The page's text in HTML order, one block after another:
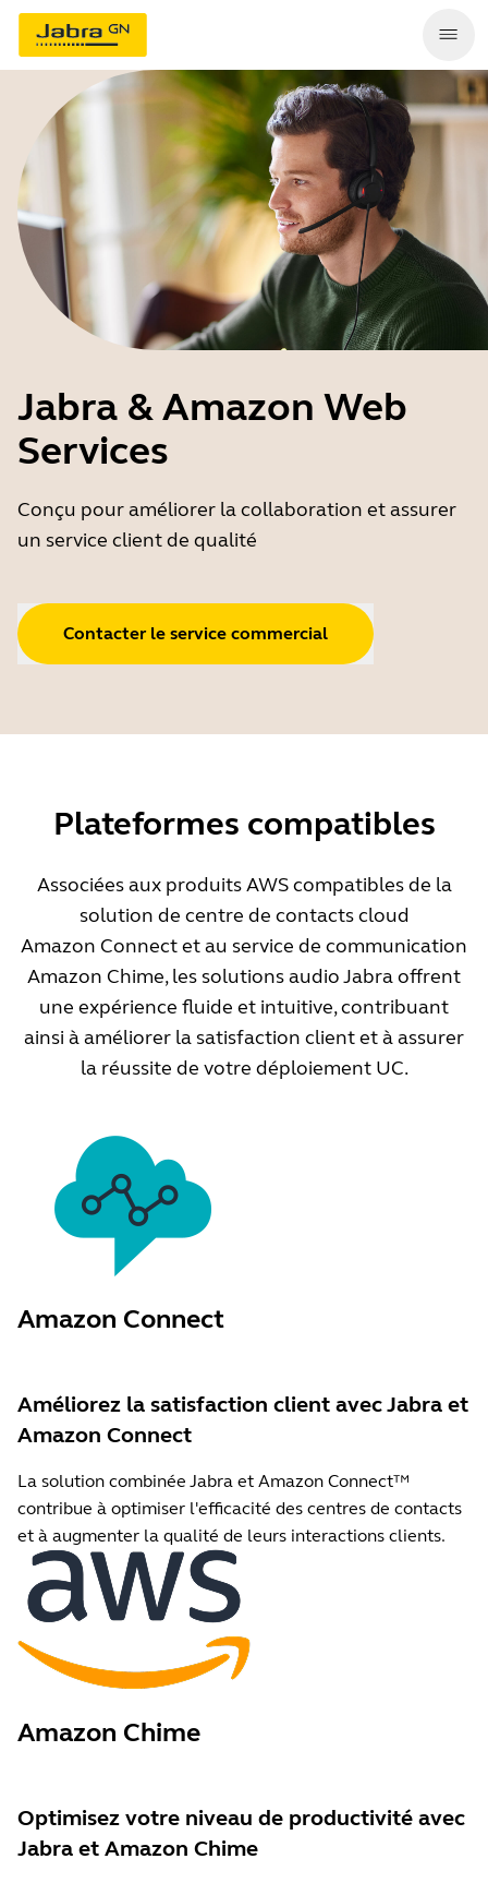
Jabra & Amazon Web
Services
Conçu pour améliorer la collaboration et assurer
un service client de qualité
Contacter le service commercial
Plateformes compatibles
Associées aux produits AWS compatibles de la
solution de centre de contacts cloud
Amazon Connect et au service de communication
Amazon Chime, les solutions audio Jabra offrent
une expérience fluide et intuitive, contribuant
ainsi à améliorer la satisfaction client et à assurer
la réussite de votre déploiement UC.
Amazon Connect
Améliorez la satisfaction client avec Jabra et
Amazon Connect
La solution combinée Jabra et Amazon Connect™
contribue à optimiser l'efficacité des centres de contacts
et à augmenter la qualité de leurs interactions clients.
Amazon Chime
Optimisez votre niveau de productivité avec
Jabra et Amazon Chime